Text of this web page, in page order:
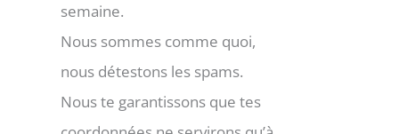
semaine.
Nous sommes comme quoi,
nous détestons les spams.
Nous te garantissons que tes